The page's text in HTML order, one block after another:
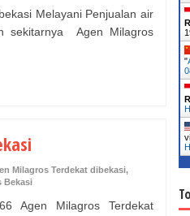
Melayani Penjualan air
sekitarnya Agen Milagros
Milagros Terdekat dibekasi,
Bekasi
Agen Milagros Terdekat
"